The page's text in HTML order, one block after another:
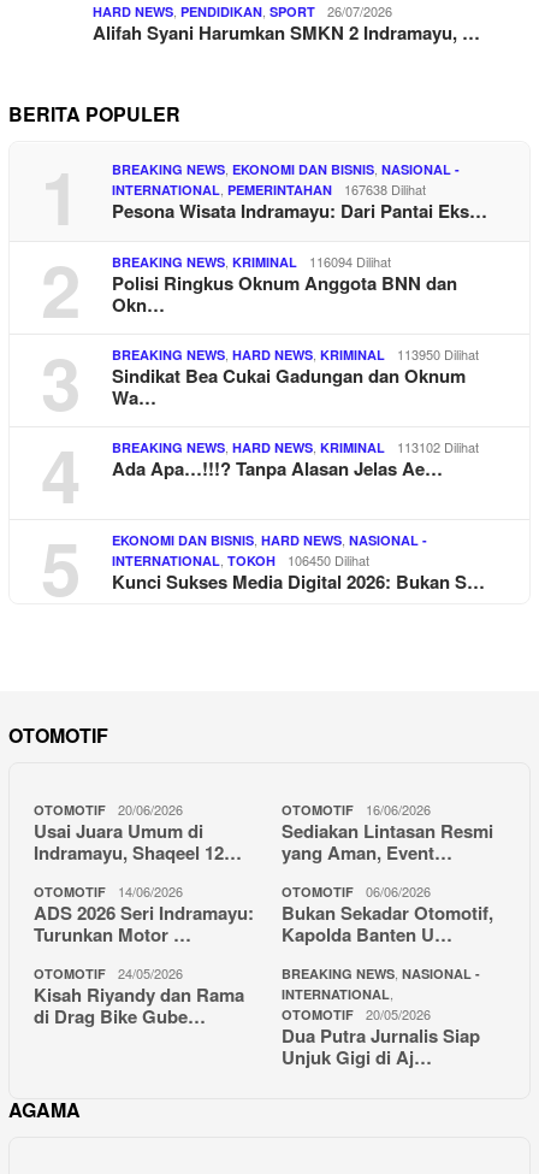
HARD NEWS, PENDIDIKAN, SPORT 26/07/2026
Alifah Syani Harumkan SMKN 2 Indramayu, …
BERITA POPULER
1 BREAKING NEWS, EKONOMI DAN BISNIS, NASIONAL -
INTERNATIONAL, PEMERINTAHAN 167638 Dilihat
Pesona Wisata Indramayu: Dari Pantai Eks…
2 BREAKING NEWS, KRIMINAL 116094 Dilihat
Polisi Ringkus Oknum Anggota BNN dan
Okn…
3 BREAKING NEWS, HARD NEWS, KRIMINAL 113950 Dilihat
Sindikat Bea Cukai Gadungan dan Oknum
Wa…
4 BREAKING NEWS, HARD NEWS, KRIMINAL 113102 Dilihat
Ada Apa…!!!? Tanpa Alasan Jelas Ae…
5 EKONOMI DAN BISNIS, HARD NEWS, NASIONAL -
INTERNATIONAL, TOKOH 106450 Dilihat
Kunci Sukses Media Digital 2026: Bukan S…
OTOMOTIF
OTOMOTIF 20/06/2026
Usai Juara Umum di
Indramayu, Shaqeel 12…
OTOMOTIF 16/06/2026
Sediakan Lintasan Resmi
yang Aman, Event…
OTOMOTIF 14/06/2026
ADS 2026 Seri Indramayu:
Turunkan Motor …
OTOMOTIF 06/06/2026
Bukan Sekadar Otomotif,
Kapolda Banten U…
OTOMOTIF 24/05/2026
Kisah Riyandy dan Rama
di Drag Bike Gube…
BREAKING NEWS, NASIONAL -
INTERNATIONAL,
OTOMOTIF 20/05/2026
Dua Putra Jurnalis Siap
Unjuk Gigi di Aj…
AGAMA